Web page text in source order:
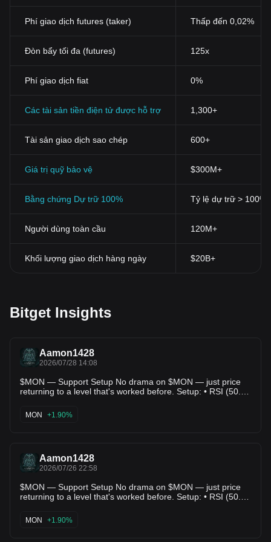
Phí giao dịch futures (taker) Thấp đến 0,02%
Đòn bẩy tối đa (futures) 125x
Phí giao dịch fiat 0%
Các tài sản tiền điện tử được hỗ trợ 1,300+
Tài sản giao dịch sao chép 600+
Giá trị quỹ bảo vệ $300M+
Bằng chứng Dự trữ 100% Tỷ lệ dự trữ > 100%
Người dùng toàn cầu 120M+
Khối lượng giao dịch hàng ngày $20B+
Bitget Insights
Aamon1428
2026/07/28 14:08
$MON — Support Setup No drama on $MON — just price
returning to a level that's worked before. Setup: • RSI (50.0):
directional read • Score: 68.0/100 Levels: • Entry:
$0.020990 • TP1: $0.020650 (+-1.6%) • TP2: $0.020100
#Altcoins #Crypto #MON
MON +1.90%
Aamon1428
2026/07/26 22:58
$MON — Support Setup No drama on $MON — just price
returning to a level that's worked before. Setup: • RSI (50.0):
directional read • Score: 68.0/100 Levels: • Entry:
$0.021330 • TP1: $0.020920 (+-1.9%) • TP2: $0.020550
MON +1.90%